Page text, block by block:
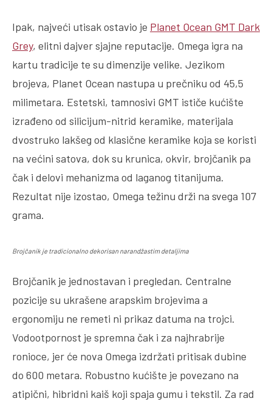
Ipak, najveći utisak ostavio je Planet Ocean GMT Dark
Grey, elitni dajver sjajne reputacije. Omega igra na
kartu tradicije te su dimenzije velike. Jezikom
brojeva, Planet Ocean nastupa u prečniku od 45,5
milimetara. Estetski, tamnosivi GMT ističe kućište
izrađeno od silicijum-nitrid keramike, materijala
dvostruko lakšeg od klasične keramike koja se koristi
na većini satova, dok su krunica, okvir, brojčanik pa
čak i delovi mehanizma od laganog titanijuma.
Rezultat nije izostao, Omega težinu drži na svega 107
grama.
Brojčanik je tradicionalno dekorisan narandžastim detaljima
Brojčanik je jednostavan i pregledan. Centralne
pozicije su ukrašene arapskim brojevima a
ergonomiju ne remeti ni prikaz datuma na trojci.
Vodootpornost je spremna čak i za najhrabrije
ronioce, jer će nova Omega izdržati pritisak dubine
do 600 metara. Robustno kućište je povezano na
atipični, hibridni kaiš koji spaja gumu i tekstil. Za rad